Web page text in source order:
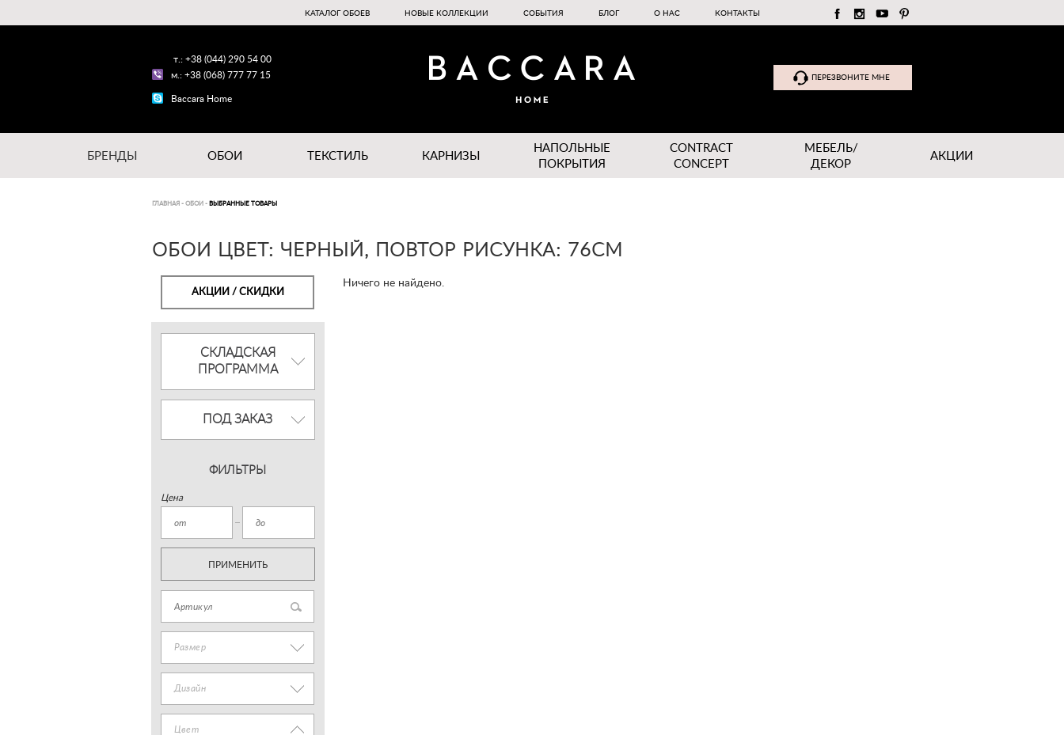
КАТАЛОГ ОБОЕВ НОВЫЕ КОЛЛЕКЦИИ СОБЫТИЯ БЛОГ О НАС КОНТАКТЫ
т.: +38 (044) 290 54 00
м.: +38 (068) 777 77 15
Baccara Home
ПЕРЕЗВОНИТЕ МНЕ
БРЕНДЫ ОБОИ ТЕКСТИЛЬ КАРНИЗЫ
НАПОЛЬНЫЕ
ПОКРЫТИЯ
CONTRACT
CONCEPT
МЕБЕЛЬ/
ДЕКОР
АКЦИИ
ГЛАВНАЯ - ОБОИ - ВЫБРАННЫЕ ТОВАРЫ
ОБОИ ЦВЕТ: ЧЕРНЫЙ, ПОВТОР РИСУНКА: 76СМ
АКЦИИ / СКИДКИ
СКЛАДСКАЯ
ПРОГРАММА
ПОД ЗАКАЗ
ФИЛЬТРЫ
Цена
ПРИМЕНИТЬ
Размер
Дизайн
Цвет
Ничего не найдено.